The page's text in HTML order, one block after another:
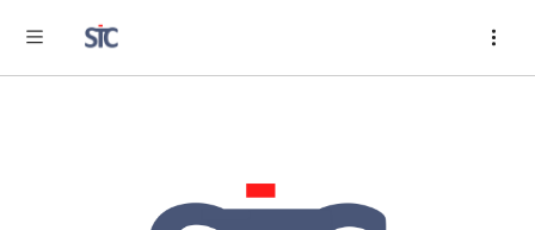
Toggle sidebar